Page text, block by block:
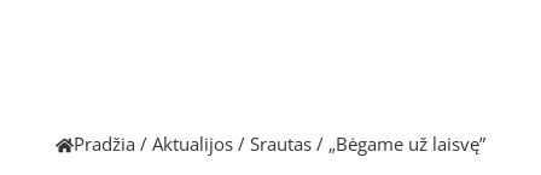
Pradžia / Aktualijos / Srautas / „Bėgame už laisvę”